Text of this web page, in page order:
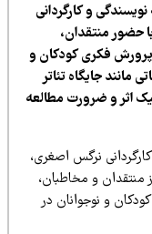
و کارگردانی
با حضور منتقدان،
فکری کودکان و
جایگاه تئاتر
و ضرورت مطالعه
نرگس اصغری،
منتقدان و مخاطبان،
نوجوانان در